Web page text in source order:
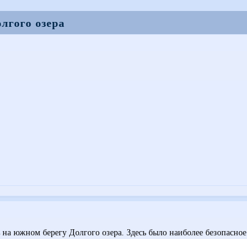
озера
южном берегу Долгого озера. Здесь было наиболее безопасное